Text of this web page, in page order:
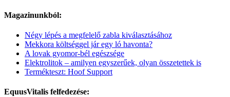
Magazinunkból:
Négy lépés a megfelelő zabla kiválasztásához
Mekkora költséggel jár egy ló havonta?
A lovak gyomor-bél egészsége
Elektrolitok – amilyen egyszerűek, olyan összetettek is
Termékteszt: Hoof Support
EquusVitalis felfedezése: